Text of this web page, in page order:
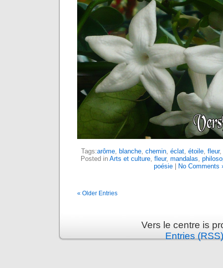
Tags:arôme, blanche, chemin, éclat, étoile, fleur,
Posted in Arts et culture, fleur, mandalas,
poésie| No Comments
« Older Entries
Vers le centre is
Entries (RSS)